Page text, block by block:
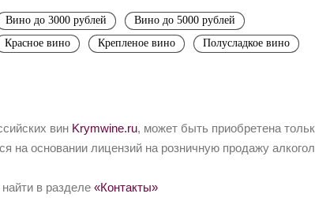
Вино до 3000 рублей
Вино до 5000 рублей
Красное вино Крепленое вино Полусладкое вино
вин Krymwine.ru, может быть приобретена
основании лицензий на розничную продажу
в разделе «Контакты»